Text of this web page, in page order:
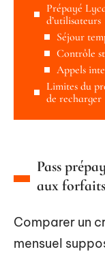
Prépayé
d’utilisateurs
Séjour
Contrôle
Appels
Limites du
de recharger
Pass
aux forfaits
Comparer un
mensuel